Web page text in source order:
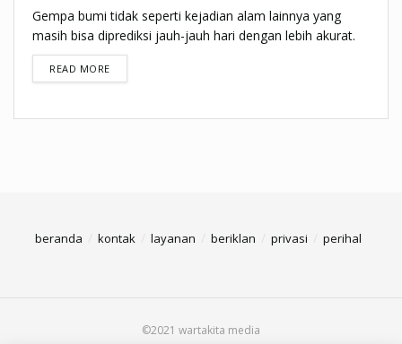
Gempa bumi tidak seperti kejadian alam lainnya yang
masih bisa diprediksi jauh-jauh hari dengan lebih akurat.
READ MOREDETAILS
beranda kontak layanan beriklan privasi perihal
©2021 wartakita media